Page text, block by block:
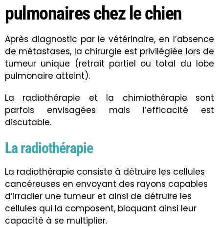
pulmonaires chez le chien
Après diagnostic par le vétérinaire, en l’absence
de métastases, la chirurgie est privilégiée lors de
tumeur unique (retrait partiel ou total du lobe
pulmonaire atteint).
La radiothérapie et la chimiothérapie sont
parfois envisagées mais l’efficacité est
discutable.
La radiothérapie
La radiothérapie consiste à détruire les cellules
cancéreuses en envoyant des rayons capables
d’irradier une tumeur et ainsi de détruire les
cellules qui la composent, bloquant ainsi leur
capacité à se multiplier.